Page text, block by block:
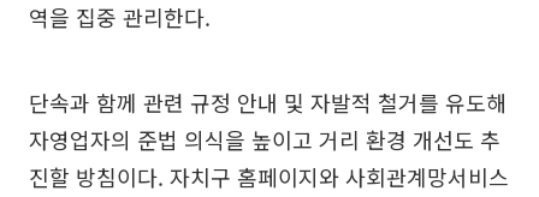
역을 집중 관리한다.
단속과 함께 관련 규정 안내 및 자발적 철거를 유도해
자영업자의 준법 의식을 높이고 거리 환경 개선도 추
진할 방침이다. 자치구 홈페이지와 사회관계망서비스